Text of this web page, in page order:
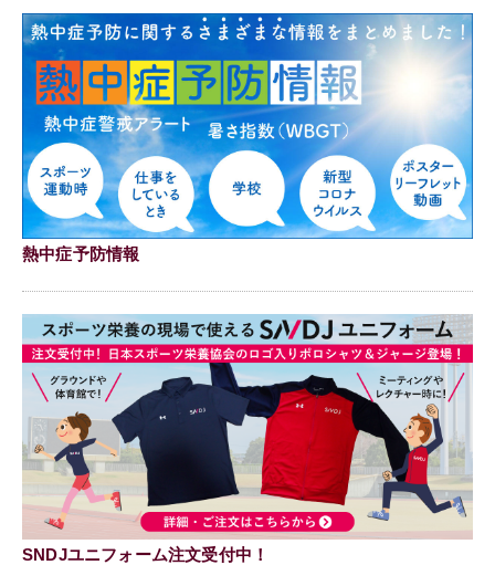
熱中症予防情報
SNDJユニフォーム注文受付中！